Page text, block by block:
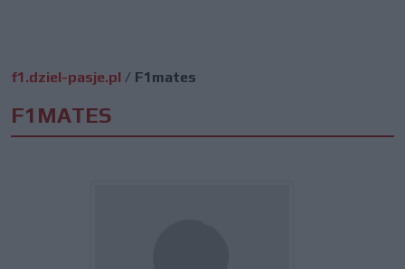
f1.dziel-pasje.pl / F1mates
F1MATES